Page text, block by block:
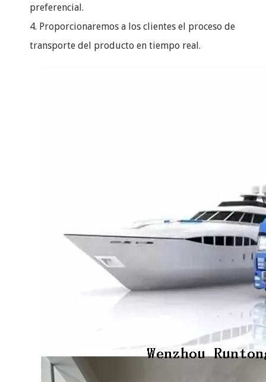
preferencial.
4. Proporcionaremos a los clientes el proceso de
transporte del producto en tiempo real.